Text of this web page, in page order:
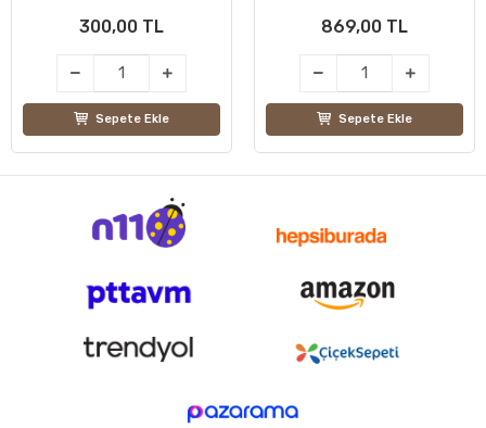
300,00 TL
Sepete Ekle
869,00 TL
Sepete Ekle